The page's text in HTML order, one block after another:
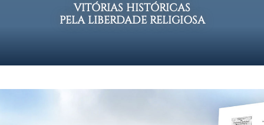
VITÓRIAS HISTÓRICAS
PELA LIBERDADE RELIGIOSA